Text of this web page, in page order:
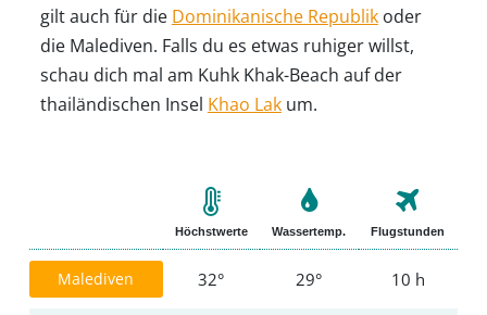
gilt auch für die Dominikanische Republikoder
die Malediven. Falls du es etwas ruhiger willst,
schau dich mal am Kuhk Khak-Beach auf der
thailändischen Insel Khao Lakum.
Höchstwerte Wassertemp. Flugstunden
Malediven 32° 29° 10 h